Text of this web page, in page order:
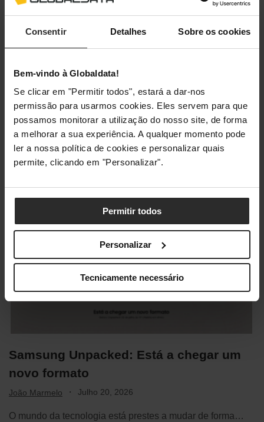
Consentir Detalhes Sobre os cookies
Bem-vindo à Globaldata!
Se clicar em "Permitir todos", estará a dar-nos
permissão para usarmos cookies. Eles servem para que
possamos monitorar a utilização do nosso site, de forma
a melhorar a sua experiência. A qualquer momento pode
ler a nossa política de cookies e personalizar quais
permite, clicando em "Personalizar".
Permitir todos
Personalizar
Tecnicamente necessário
chegaram!
João Marmelo · Julho 22, 2026
A espera acabou! Com o mais recente Galaxy Unpacked,
a Samsung voltou a demonstrar por…
Samsung Unpacked: Está a chegar um
novo formato
João Marmelo · Julho 20, 2026
O mundo da tecnologia está prestes a mudar de forma…